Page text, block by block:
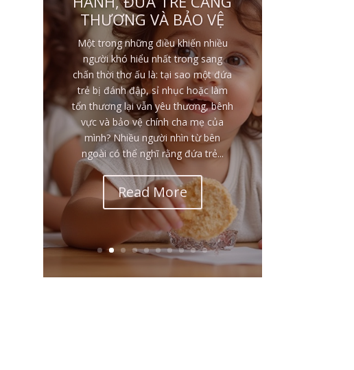
NHỮNG ĐỨA TRẺ BỊ
BẠO HÀNH ĐE DỌA
TÍNH MẠNG
Không phải mọi đứa trẻ lớn lên
trong bạo lực đều mang vết thương
giống nhau. Với những đứa trẻ liên
tục bị đánh đập, đe dọa, chứng kiến
bạo lực nghiêm trọng hoặc sống
trong nỗi sợ rằng mình có thể bị bỏ
rơi, bị giết hay không thể sống sót,
hệ thần kinh của các em...
Read More